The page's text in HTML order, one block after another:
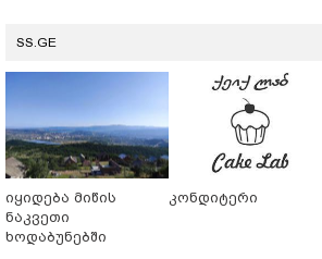
SS.GE
იყიდება მიწის
ნაკვეთი
ხოდაბუნებში
კონდიტერი